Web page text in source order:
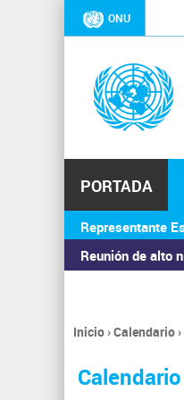
ONU
PORTADA
Representante
Reunión de alto
ASAMBLEA
Se
encuentra
usted
Inicio›Calendario›